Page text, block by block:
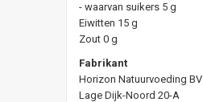
- waarvan suikers 5 g
Eiwitten 15 g
Zout 0 g
Fabrikant
Horizon Natuurvoeding BV
Lage Dijk-Noord 20-A